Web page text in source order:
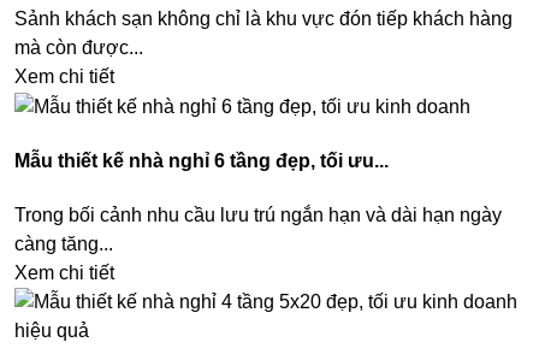
Sảnh khách sạn không chỉ là khu vực đón tiếp khách hàng
mà còn được...
Xem chi tiết
Mẫu thiết kế nhà nghỉ 6 tầng đẹp, tối ưu...
Trong bối cảnh nhu cầu lưu trú ngắn hạn và dài hạn ngày
càng tăng...
Xem chi tiết